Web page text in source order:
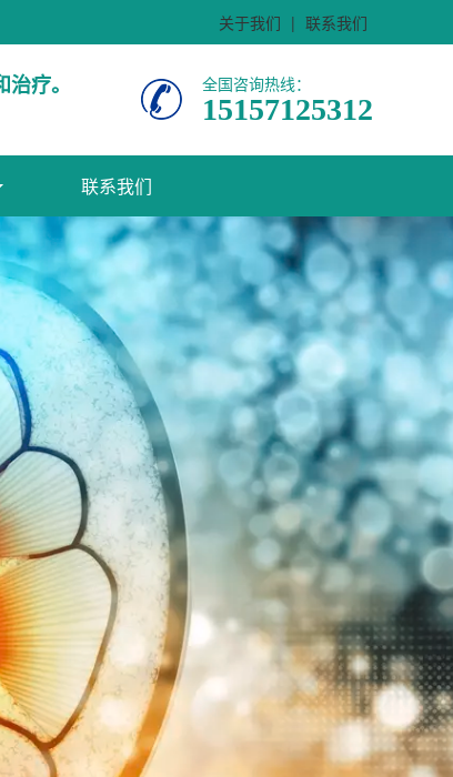
关于我们 | 联系我们
疗。 全国咨询热线：
15157125312
联系我们